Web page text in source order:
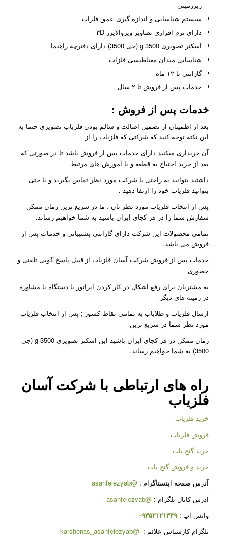
زیرزمینی
سیستم شناسایی و اندازه گیری عمق فلزات
دارای نرم افزاری تصاویر ویژوالایزر ۳D
اسکنر تصویری g 3500 (جی 3500) دارای دفترچه راهنما
شناسایی میدان مغناطیسی فلزات
گارانتی تا ۱۲ ماه
خدمات پس از فروش تا ۲ سال
خدمات پس از فروش :
بعد از اطمینان از تضمین اصالت و سالم بودن فلزیاب تصویری حتما به
این نکته توجه کنید که شرکتی که فلزیاب را از
آن خریداری میکنید دارای خدمات پس از فروش باشد تا در صورتی که
بعد از خرید احتیاج به قطعه و یا آموزش های مرتبط
داشتید بتوانید به راحتی با شرکت مورد نظر تماس بگیرید و یا حتی
بتوانید فلزیاب خود را ارتقا دهید .
پس از انتخاب فلزیاب مورد نظر تان ، ما در سریع ترین زمان ممکن
سفارش شما را در هر کجای ایران باشید به شما خواهیم رساند.
تمامی محصولات این شرکت دارای گارانتی پشتیبانی و خدمات پس از
فروش می باشد.
خدمات پس از فروش شرکت آسان فلزیاب از قبیل پاسخ گویی تلفنی و
حضوری
به مشتریان برای رفع اشکال در کار کردن اپراتور با دستگاه یا مشاوره
در زمینه های دیگر
ارسال فلزیاب و طلایاب به تمامی نقاط کشور ; پس از انتخاب فلزیاب
مورد نظر شما در سریع ترین
زمان ممکن در هر کجای ایران باشید این اسکنر تصویری g 3500 (جی
3500) به شما خواهیم رساند.
راه های ارتباطی با شرکتآسان
فلزیاب
خرید فلزیاب
فروش فلزیاب
خرید گنج یاب
خرید و فروش گنج یاب
آدرس صفحه اینستاگرام : @asanfelezyab
آدرس کانال تلگرام : @asanfelezyab
واتس آپ : ۰۹۳۵۲۱۲۱۳۴۹
تلگرام کارشناس علائم : @karshenas_asanfelezyab